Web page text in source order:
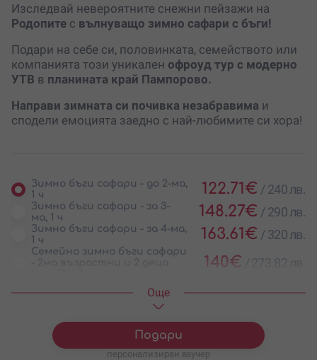
Изследвай невероятните снежни пейзажи на
Родопите с вълнуващо зимно сафари с бъги!
Подари на себе си, половинката, семейството или
компанията този уникален офроуд тур с модерно
УТВ в планината край Пампорово.
Направи зимната си почивка незабравима и
сподели емоцията заедно с най-любимите си хора!
Зимно бъги сафари - до 2-ма,
1 ч
122.71€ / 240 лв.
Зимно бъги сафари - за 3-
ма, 1 ч
148.27€ / 290 лв.
Зимно бъги сафари - за 4-ма,
1 ч
163.61€ / 320 лв.
Семейно зимно бъги сафари
140€
Oще
Подари
персонализиран ваучер